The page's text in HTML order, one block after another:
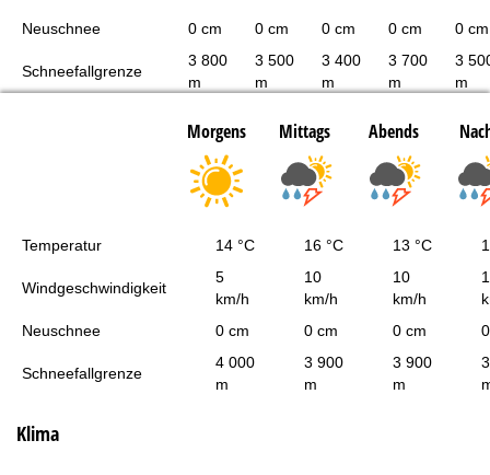
Neuschnee 0 cm 0 cm 0 cm 0 cm 0 cm
Schneefallgrenze
3 800
m
3 500
m
3 400
m
3 700
m
3
m
Morgens Mittags Abends
Temperatur 14 °C 16 °C 13 °C
Windgeschwindigkeit
5
km/h
10
km/h
10
km/h
Neuschnee
0 cm 0 cm 0 cm
Schneefallgrenze
4 000
m
3 900
m
3 900
m
Klima